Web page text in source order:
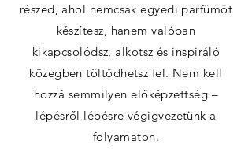
részed, ahol nemcsak egyedi parfümöt
készítesz, hanem valóban
kikapcsolódsz, alkotsz és inspiráló
közegben töltődhetsz fel. Nem kell
hozzá semmilyen előképzettség –
lépésről lépésre végigvezetünk a
folyamaton.